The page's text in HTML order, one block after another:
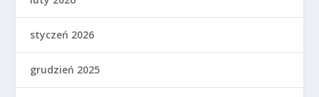
styczeń 2026
grudzień 2025